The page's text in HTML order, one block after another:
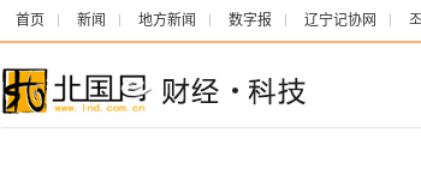
首页 新闻 地方新闻 数字报 辽宁记协网